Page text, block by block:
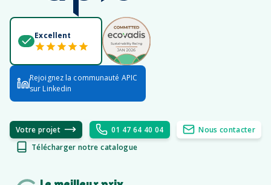
Excellent
Rejoignez la communauté APIC
sur Linkedin
Votre projet 01 47 64 40 04
Nous contacter
Télécharger notre catalogue